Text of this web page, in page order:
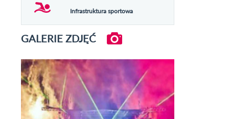
Infrastruktura sportowa
GALERIE ZDJĘĆ